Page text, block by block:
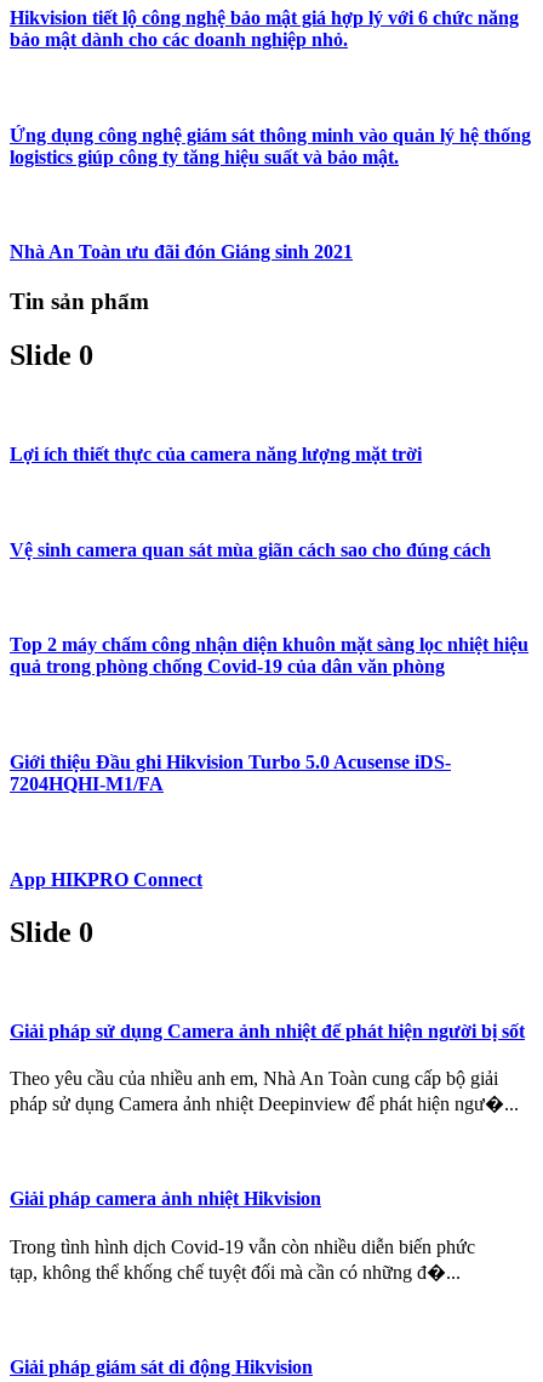
Hikvision tiết lộ công nghệ bảo mật giá hợp lý với 6 chức năng
bảo mật dành cho các doanh nghiệp nhỏ.
Ứng dụng công nghệ giám sát thông minh vào quản lý hệ thống
logistics giúp công ty tăng hiệu suất và bảo mật.
Nhà An Toàn ưu đãi đón Giáng sinh 2021
Tin sản phẩm
Slide 0
Lợi ích thiết thực của camera năng lượng mặt trời
Vệ sinh camera quan sát mùa giãn cách sao cho đúng cách
Top 2 máy chấm công nhận diện khuôn mặt sàng lọc nhiệt hiệu
quả trong phòng chống Covid-19 của dân văn phòng
Giới thiệu Đầu ghi Hikvision Turbo 5.0 Acusense iDS-
7204HQHI-M1/FA
App HIKPRO Connect
Slide 0
Giải pháp sử dụng Camera ảnh nhiệt để phát hiện người bị sốt
Theo yêu cầu của nhiều anh em, Nhà An Toàn cung cấp bộ giải
pháp sử dụng Camera ảnh nhiệt Deepinview để phát hiện ngư�...
Giải pháp camera ảnh nhiệt Hikvision
Trong tình hình dịch Covid-19 vẫn còn nhiều diễn biến phức
tạp, không thể khống chế tuyệt đối mà cần có những đ�...
Giải pháp giám sát di động Hikvision